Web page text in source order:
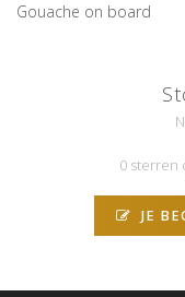
Gouache on board
0 sterren
JE